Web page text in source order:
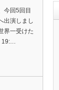
今回5回目
出演しまし
界一受けた
19:…